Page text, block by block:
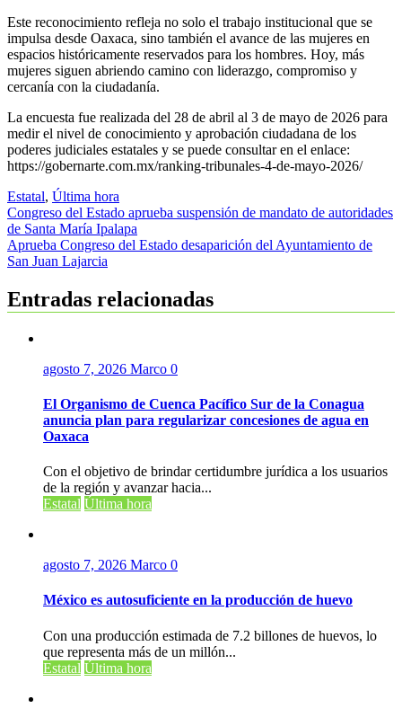
Este reconocimiento refleja no solo el trabajo institucional que se
impulsa desde Oaxaca, sino también el avance de las mujeres en
espacios históricamente reservados para los hombres. Hoy, más
mujeres siguen abriendo camino con liderazgo, compromiso y
cercanía con la ciudadanía.
La encuesta fue realizada del 28 de abril al 3 de mayo de 2026 para
medir el nivel de conocimiento y aprobación ciudadana de los
poderes judiciales estatales y se puede consultar en el enlace:
https://gobernarte.com.mx/ranking-tribunales-4-de-mayo-2026/
Estatal, Última hora
Navegación
de
entradas
Congreso del Estado aprueba suspensión de mandato de autoridades
de Santa María Ipalapa
Aprueba Congreso del Estado desaparición del Ayuntamiento de
San Juan Lajarcia
Entradas relacionadas
agosto 7, 2026 Marco 0
El Organismo de Cuenca Pacífico Sur de la Conagua
anuncia plan para regularizar concesiones de agua en
Oaxaca
Con el objetivo de brindar certidumbre jurídica a los usuarios
de la región y avanzar hacia...
Estatal Última hora
agosto 7, 2026 Marco 0
México es autosuficiente en la producción de huevo
Con una producción estimada de 7.2 billones de huevos, lo
que representa más de un millón...
Estatal Última hora